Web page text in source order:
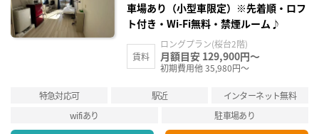
車場あり（小型車限定）※先着順・ロフ
ト付き・Wi-Fi無料・禁煙ルーム♪
賃料
ロングプラン(桜台2階)
月額目安 129,900円～
初期費用他 35,980円～
特急対応可 駅近
インターネット無料
wifiあり
駐車場あり